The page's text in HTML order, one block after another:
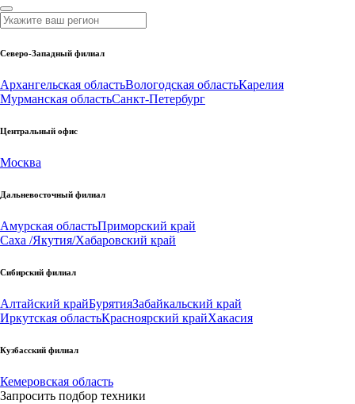
Северо-Западный филиал
Архангельская областьВологодская областьКарелия
Мурманская областьСанкт-Петербург
Центральный офис
Москва
Дальневосточный филиал
Амурская областьПриморский край
Саха /Якутия/Хабаровский край
Сибирский филиал
Алтайский крайБурятияЗабайкальский край
Иркутская областьКрасноярский крайХакасия
Кузбасский филиал
Кемеровская область
Запросить подбор техники